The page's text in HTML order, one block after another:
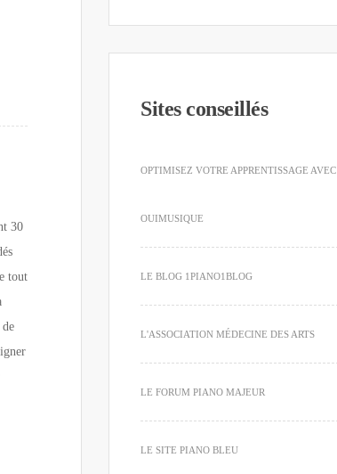
30
tout
Sites conseillés
OPTIMISEZ VOTRE APPRENTISSAGE AVEC
OUIMUSIQUE
LE BLOG 1PIANO1BLOG
L'ASSOCIATION MÉDECINE DES ARTS
LE FORUM PIANO MAJEUR
LE SITE PIANO BLEU